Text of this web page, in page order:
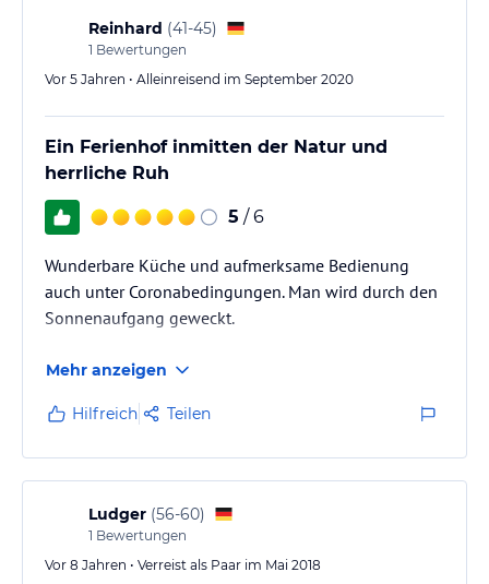
Reinhard (41-45)
1 Bewertungen
Vor 5 Jahren • Alleinreisend im September 2020
Ein Ferienhof inmitten der Natur und
herrliche Ruh
5 / 6
Wunderbare Küche und aufmerksame Bedienung
auch unter Coronabedingungen. Man wird durch den
Sonnenaufgang geweckt.
Mehr anzeigen
Hilfreich Teilen
Ludger (56-60)
1 Bewertungen
Vor 8 Jahren • Verreist als Paar im Mai 2018